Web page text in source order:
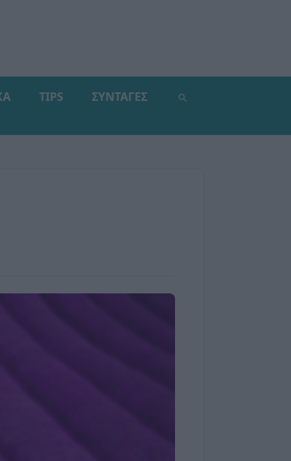
TIPS ΣΥΝΤΑΓΕΣ